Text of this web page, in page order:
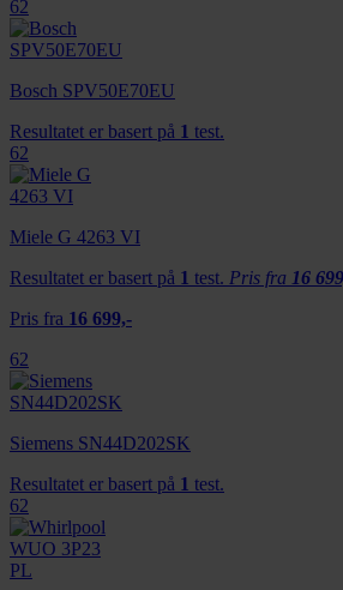
vårt, med partnerne våre innen
annonsering og analysearbeid, som
med annen informasjon du har gjort
eller som de har samlet inn gjennom
62
Bosch SPV50E70EU
Resultatet er basert på 1 test.
62
Miele G 4263 VI
Resultatet er basert på 1 test. Pris fra 16
Pris fra 16 699,-
62
Siemens SN44D202SK
Resultatet er basert på 1 test.
62